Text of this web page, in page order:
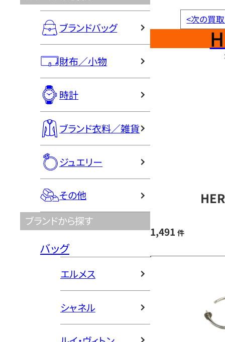
ブランドバッグ
財布／小物
時計
ブランド衣料／雑貨
ジュエリー
その他
ブランドから探す
バッグ
エルメス
シャネル
<次の買
1,491 件